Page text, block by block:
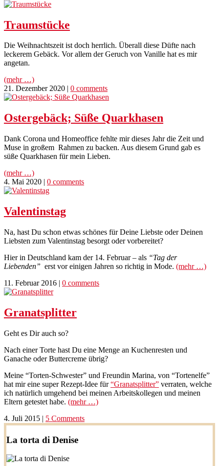
Traumstücke
Die Weihnachtszeit ist doch herrlich. Überall diese Düfte nach
leckerem Gebäck. Vor allem der Geruch von Vanille hat es mir
angetan.
(mehr …)
21. Dezember 2020 | 0 comments
Ostergebäck; Süße Quarkhasen
Dank Corona und Homeoffice fehlte mir dieses Jahr die Zeit und
Muse in großem Rahmen zu backen. Aus diesem Grund gab es
süße Quarkhasen für mein Lieben.
(mehr …)
4. Mai 2020 | 0 comments
Valentinstag
Na, hast Du schon etwas schönes für Deine Liebste oder Deinen
Liebsten zum Valentinstag besorgt oder vorbereitet?
Hier in Deutschland kam der 14. Februar – als “Tag der
Liebenden” erst vor einigen Jahren so richtig in Mode. (mehr …)
11. Februar 2016 | 0 comments
Granatsplitter
Geht es Dir auch so?
Nach einer Torte hast Du eine Menge an Kuchenresten und
Ganache oder Buttercreme übrig?
Meine “Torten-Schwester” und Freundin Marina, von “Tortenelfe”
hat mir eine super Rezept-Idee für“Granatsplitter” verraten, welche
ich natürlich umgehend bei meinen Arbeitskollegen und meinen
Eltern getestet habe. (mehr …)
4. Juli 2015 | 5 Comments
La torta di Denise